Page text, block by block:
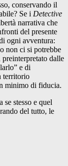
conservando il
Se i Detective
narrativa che
del presente
ogni avventura:
non ci si potrebbe
dalle
e di
territorio
minimo di fiducia.
se stesso e quel
del tutto, le